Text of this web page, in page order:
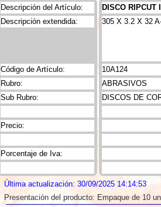
Descripción del Artículo:
Código de Artículo:
Rubro:
Sub Rubro:
Precio:
Descripción extendida:
Porcentaje de Iva:
DISCO RIPCUT
10A124
ABRASIVOS
DISCOS DE
305 X 3.2 X 32
Última actualización: 30/09/2025 14:14:53
Presentación del producto: Empaque de 10